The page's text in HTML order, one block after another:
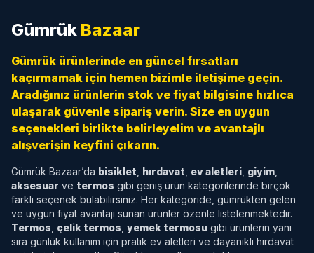
Gümrük Bazaar
Gümrük ürünlerinde en güncel fırsatları
kaçırmamak için hemen bizimle iletişime geçin.
Aradığınız ürünlerin stok ve fiyat bilgisine hızlıca
ulaşarak güvenle sipariş verin. Size en uygun
seçenekleri birlikte belirleyelim ve avantajlı
alışverişin keyfini çıkarın.
Gümrük Bazaar’da bisiklet hırdavat ev aletleri giyim
aksesuar ve termos gibi geniş ürün kategorilerinde birçok
farklı seçenek bulabilirsiniz. Her kategoride, gümrükten gelen
ve uygun fiyat avantajı sunan ürünler özenle listelenmektedir.
Termos çelik termos yemek termosu gibi ürünlerin yanı
sıra günlük kullanım için pratik ev aletleri ve dayanıklı hırdavat